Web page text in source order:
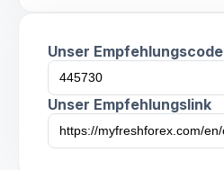
Unser Empfehlungscode
Unser Empfehlungslink